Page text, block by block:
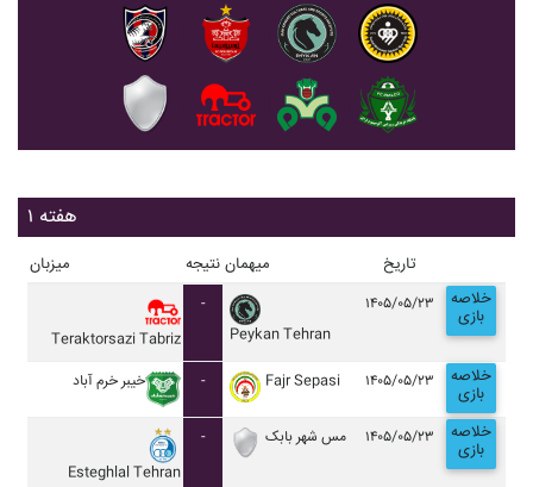
هفته ۱
میزبان نتیجه میهمان تاریخ
Teraktorsazi Tabriz
-
Peykan Tehran
۱۴۰۵/۰۵/۲۳ خلاصه
بازی
خيبر خرم آباد - Fajr Sepasi ۱۴۰۵/۰۵/۲۳ خلاصه
بازی
Esteghlal Tehran
- مس شهر بابک ۱۴۰۵/۰۵/۲۳ خلاصه
بازی